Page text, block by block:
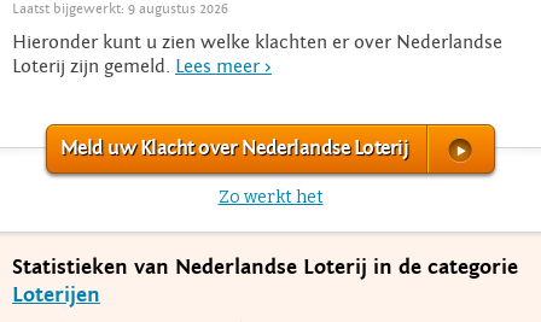
Laatst bijgewerkt: 9 augustus 2026
Hieronder kunt u zien welke klachten er over Nederlandse
Loterij zijn gemeld. Lees meer >
Meld uw Klacht over Nederlandse Loterij
Zo werkt het
Statistieken van Nederlandse Loterij in de categorie
Loterijen